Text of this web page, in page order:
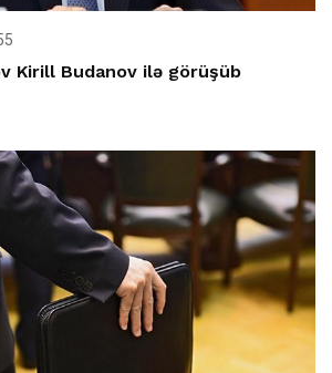
Kirill Budanov ilə görüşüb